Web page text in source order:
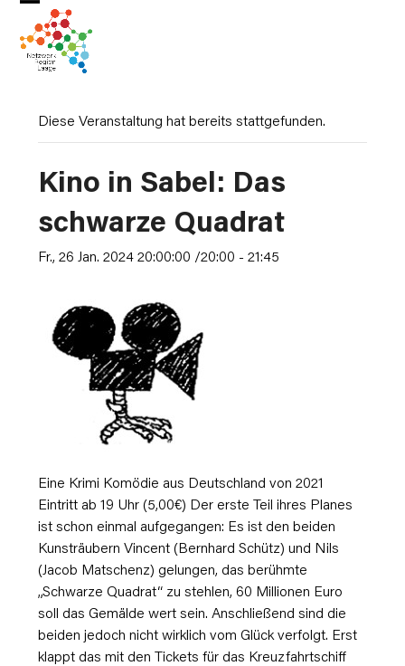
Skip
content
Open
mobile
menu
Close
mobile
menu
Diese Veranstaltung hat bereits stattgefunden.
Kino in Sabel: Das
schwarze Quadrat
Fr., 26 Jan. 2024 20:00:00 /20:00 -21:45
Eine Krimi Komödie aus Deutschland von 2021
Eintritt ab 19 Uhr (5,00€) Der erste Teil ihres Planes
ist schon einmal aufgegangen: Es ist den beiden
Kunsträubern Vincent (Bernhard Schütz) und Nils
(Jacob Matschenz) gelungen, das berühmte
„Schwarze Quadrat“ zu stehlen, 60 Millionen Euro
soll das Gemälde wert sein. Anschließend sind die
beiden jedoch nicht wirklich vom Glück verfolgt. Erst
klappt das mit den Tickets für das Kreuzfahrtschiff